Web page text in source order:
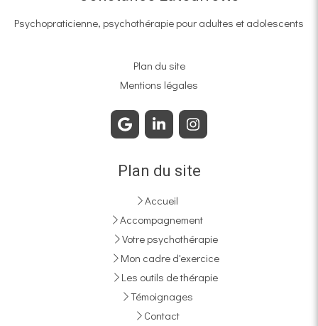
Psychopraticienne, psychothérapie pour adultes et adolescents
Plan du site
Mentions légales
Plan du site
Accueil
Accompagnement
Votre psychothérapie
Mon cadre d'exercice
Les outils de thérapie
Témoignages
Contact